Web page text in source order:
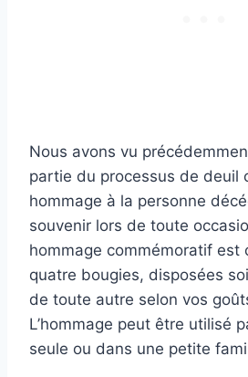
Nous avons vu
partie du processus de deuil
hommage à la personne
souvenir lors de toute
hommage commémoratif est
quatre bougies, disposées
de toute autre selon vos
L’hommage peut être utilisé
seule ou dans une petite